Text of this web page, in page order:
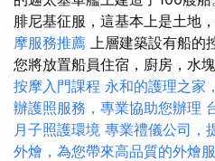
腓尼基征服，這基本上是土地
摩服務推薦 上層建築設有船的
您將放置船員住宿，廚房，水
按摩入門課程 永和的護理之家
辦護照服務，專業協助您辦理
月子照護環境 專業禮儀公司，
外燴，為您帶來高品質的外燴